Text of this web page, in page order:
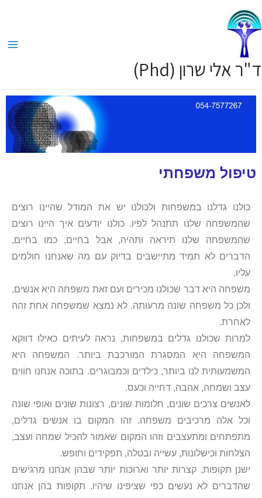
ד"ר אלי שרון (Phd)
טיפול משפחתי
כולנו גדלנו במשפחות ולכולנו יש את המודל שהיינו רוצים
שהמשפחה שלנו תתנהל לפיו. כולנו יודעים איך היינו רוצים
שהמשפחה שלנו תיראה ותהיה, אבל בחיים, כמו בחיים,
הדברים לא תמיד מתיישבים בדיוק עם מה שאנחנו חולמים
עליו.
משפחה היא דבר שכולנו מכירים ועם זאת משפחה היא אנשים,
ולכן כל משפחה שונה מרעותה. לא נמצא שמשפחה אחת זהה
לאחרת.
למרות שכולנו גדלים במשפחות, נראה לעיתים כאילו דווקא
המשפחה היא המסגרת המורכבת ביותר. המשפחה היא
המשמעותית לנו ביותר, כילדים וכמבוגרים. בתוכה אנחנו חוֹוים
עצב ושמחה, אהבה, דחייה וכעס.
לאנשים צרכים שונים, חלומות שונים, רצונות שונים ואופי שונה
וכל אלה מרכיבים משפחה. זהו המקום בו אנשים גדלים,
מתפתחים ומתעצבים וזהו המקום שאמור להכיל שמחה ועצב,
הצלחות וכישלונות, עשייה ובטלה, תפקידים וחופש.
ישנן תקופות, קצרות יותר וארוכות יותר שבהן אנחנו מרגישים
שהדברים לא נעשים כפי שציפינו שיהיו. תקופות בהן אנחנו